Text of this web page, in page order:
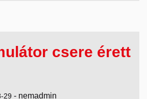
csere érett
29 - nemadmin